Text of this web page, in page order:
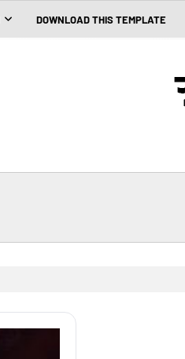
DOWNLOAD THIS TEMPLATE